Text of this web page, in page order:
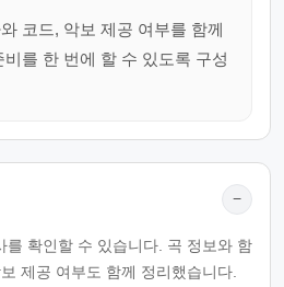
코드, 악보 제공 여부를 함께
를 한 번에 할 수 있도록 구성
−
를 확인할 수 있습니다. 곡 정보와 함
제공 여부도 함께 정리했습니다.